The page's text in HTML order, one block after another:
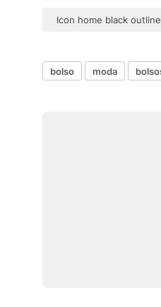
Icon home black outline
bolso moda